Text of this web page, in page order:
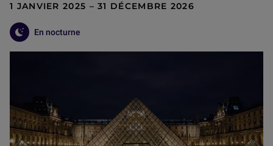
1 JANVIER 2025 – 31 DÉCEMBRE 2026
En nocturne